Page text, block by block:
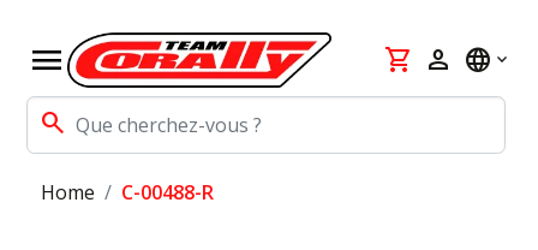
menu
search
shopping_cart person language
Home C-00488-R